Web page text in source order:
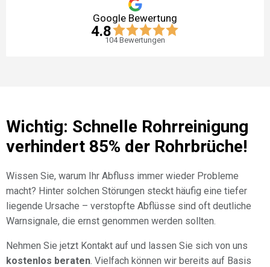
Google Bewertung
4.8
104Bewertungen
Wichtig: Schnelle Rohrreinigung
verhindert 85% der Rohrbrüche!
Wissen Sie, warum Ihr Abfluss immer wieder Probleme
macht? Hinter solchen Störungen steckt häufig eine tiefer
liegende Ursache – verstopfte Abflüsse sind oft deutliche
Warnsignale, die ernst genommen werden sollten.
Nehmen Sie jetzt Kontakt auf und lassen Sie sich von uns
kostenlos beraten. Vielfach können wir bereits auf Basis